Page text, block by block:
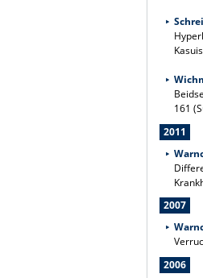
161
2011
2007
2006